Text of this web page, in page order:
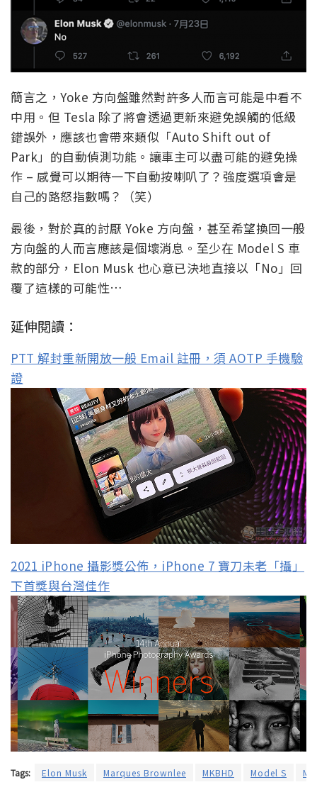
簡言之，Yoke 方向盤雖然對許多人而言可能是中看不
中用。但 Tesla 除了將會透過更新來避免誤觸的低級
錯誤外，應該也會帶來類似「Auto Shift out of
Park」的自動偵測功能。讓車主可以盡可能的避免操
作 – 感覺可以期待一下自動按喇叭了？強度選項會是
自己的路怒指數嗎？（笑）
最後，對於真的討厭 Yoke 方向盤，甚至希望換回一般
方向盤的人而言應該是個壞消息。至少在 Model S 車
款的部分，Elon Musk 也心意已決地直接以「No」回
覆了這樣的可能性…
延伸閱讀：
PTT 解封重新開放一般 Email 註冊，須 AOTP 手機驗
證
2021 iPhone 攝影獎公佈，iPhone 7 寶刀未老「攝」
下首獎與台灣佳作
Tags: Elon Musk Marques Brownlee MKBHD Model S